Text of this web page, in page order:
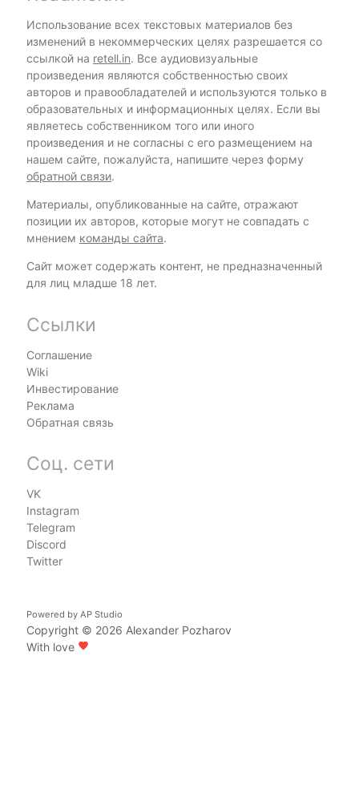
Использование всех текстовых материалов без
изменений в некоммерческих целях разрешается со
ссылкой на retell.in. Все аудиовизуальные
произведения являются собственностью своих
авторов и правообладателей и используются только в
образовательных и информационных целях. Если вы
являетесь собственником того или иного
произведения и не согласны с его размещением на
нашем сайте, пожалуйста, напишите через форму
обратной связи.
Материалы, опубликованные на сайте, отражают
позиции их авторов, которые могут не совпадать с
мнением команды сайта.
Сайт может содержать контент, не предназначенный
для лиц младше 18 лет.
Ссылки
Соглашение
Wiki
Инвестирование
Реклама
Обратная связь
Соц. сети
VK
Instagram
Telegram
Discord
Twitter
Powered by AP Studio
Copyright © 2026 Alexander Pozharov
With love favorite